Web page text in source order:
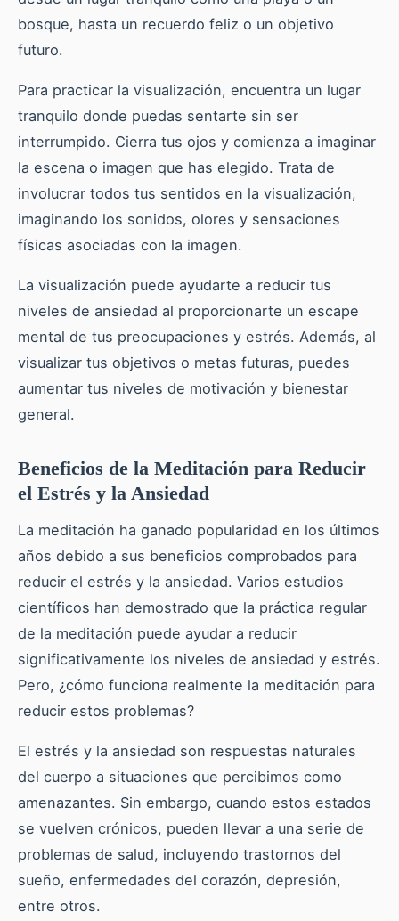
bosque, hasta un recuerdo feliz o un objetivo
futuro.
Para practicar la visualización, encuentra un lugar
tranquilo donde puedas sentarte sin ser
interrumpido. Cierra tus ojos y comienza a imaginar
la escena o imagen que has elegido. Trata de
involucrar todos tus sentidos en la visualización,
imaginando los sonidos, olores y sensaciones
físicas asociadas con la imagen.
La visualización puede ayudarte a reducir tus
niveles de ansiedad al proporcionarte un escape
mental de tus preocupaciones y estrés. Además, al
visualizar tus objetivos o metas futuras, puedes
aumentar tus niveles de motivación y bienestar
general.
Beneficios de la Meditación para Reducir
el Estrés y la Ansiedad
La meditación ha ganado popularidad en los últimos
años debido a sus beneficios comprobados para
reducir el estrés y la ansiedad. Varios estudios
científicos han demostrado que la práctica regular
de la meditación puede ayudar a reducir
significativamente los niveles de ansiedad y estrés.
Pero, ¿cómo funciona realmente la meditación para
reducir estos problemas?
El estrés y la ansiedad son respuestas naturales
del cuerpo a situaciones que percibimos como
amenazantes. Sin embargo, cuando estos estados
se vuelven crónicos, pueden llevar a una serie de
problemas de salud, incluyendo trastornos del
sueño, enfermedades del corazón, depresión,
entre otros.